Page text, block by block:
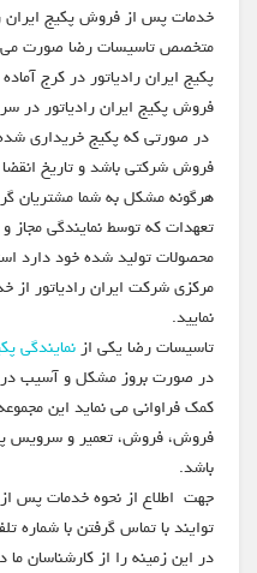
خدمات پس از فروش پکیج ایران
متخصص تاسیسات رضا صورت می
پکیج ایران رادیاتور در کرج
فروش پکیج ایران رادیاتور در
در صورتی که پکیج خریداری
فروش شرکتی باشد و تاریخ
هرگونه مشکل به شما مشتریان
تعهدات که توسط نمایندگی مجاز و
محصولات تولید شده خود دارد
مرکزی شرکت ایران رادیاتور
نمایید.
تاسیسات رضا یکی ازنمایندگی
در صورت بروز مشکل و آسیب در
کمک فراوانی می نماید این
فروش، فروش، تعمیر و سرویس
باشد.
جهت اطلاع از نحوه خدمات پس
توایند با تماس گرفتن با شماره
در این زمینه را از کارشناسان ما